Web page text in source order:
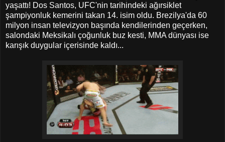
yaşattı! Dos Santos, UFC'nin tarihindeki ağırsiklet
şampiyonluk kemerini takan 14. isim oldu. Brezilya'da 60
milyon insan televizyon başında kendilerinden geçerken,
salondaki Meksikalı çoğunluk buz kesti, MMA dünyası ise
karışık duygular içerisinde kaldı...